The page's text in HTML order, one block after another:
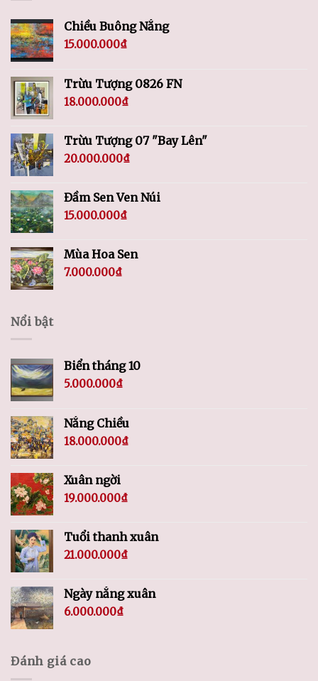
Chiều Buông Nắng
15.000.000₫
Trừu Tượng 0826 FN
18.000.000₫
Trừu Tượng 07 "Bay Lên"
20.000.000₫
Đầm Sen Ven Núi
15.000.000₫
Mùa Hoa Sen
7.000.000₫
Nổi bật
Biển tháng 10
5.000.000₫
Nắng Chiều
18.000.000₫
Xuân ngời
19.000.000₫
Tuổi thanh xuân
21.000.000₫
Ngày nắng xuân
6.000.000₫
Đánh giá cao